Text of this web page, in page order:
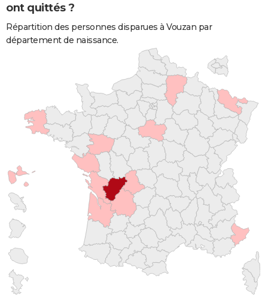
ont quittés ?
Répartition des personnes disparues à Vouzan par
département de naissance.